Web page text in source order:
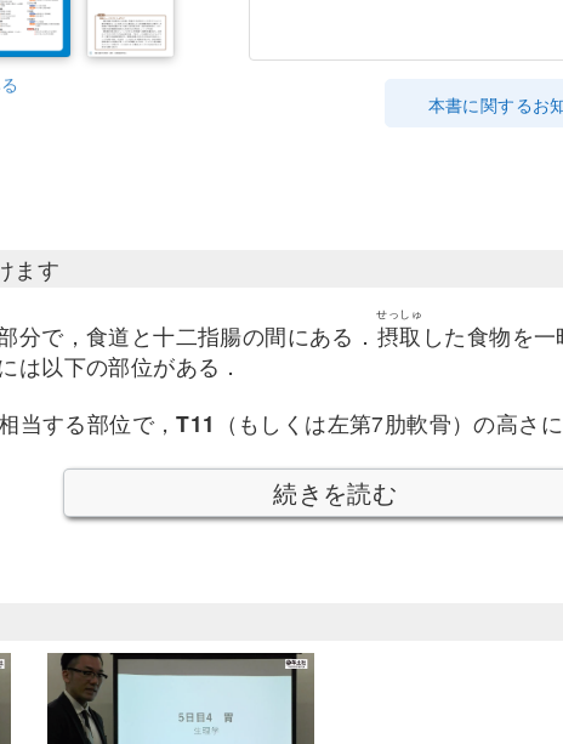
本書に関するお
ます
分で，食道と十二指腸の間にある． 摂取
せっしゅ
した食物を
は以下の部位がある．
当する部位で，T11 （もしくは左第7肋軟骨）の高さ
続きを読む